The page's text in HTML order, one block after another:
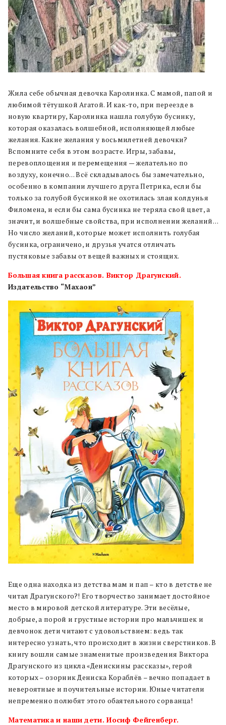
Жила себе обычная девочка Каролинка. С мамой, папой и
любимой тётушкой Агатой. И как-то, при переезде в
новую квартиру, Каролинка нашла голубую бусинку,
которая оказалась волшебной, исполняющей любые
желания. Какие желания у восьмилетней девочки?
Вспомните себя в этом возрасте. Игры, забавы,
перевоплощения и перемещения — желательно по
воздуху, конечно… Всё складывалось бы замечательно,
особенно в компании лучшего друга Петрика, если бы
только за голубой бусинкой не охотилась злая колдунья
Филомена, и если бы сама бусинка не теряла свой цвет, а
значит, и волшебные свойства, при исполнении желаний…
Но число желаний, которые может исполнить голубая
бусинка, ограничено, и друзья учатся отличать
пустяковые забавы от вещей важных и стоящих.
Большая книга рассказов. Виктор Драгунский.
Издательство “Махаон”
Еще одна находка из детства мам и пап – кто в детстве не
читал Драгунского?! Его творчество занимает достойное
место в мировой детской литературе. Эти весёлые,
добрые, а порой и грустные истории про мальчишек и
девчонок дети читают с удовольствием: ведь так
интересно узнать, что происходит в жизни сверстников. В
книгу вошли самые знаменитые произведения Виктора
Драгунского из цикла «Денискины рассказы», герой
которых – озорник Дениска Кораблёв – вечно попадает в
невероятные и поучительные истории. Юные читатели
непременно полюбят этого обаятельного сорванца!
Математика и наши дети. Иосиф Фейгенберг.